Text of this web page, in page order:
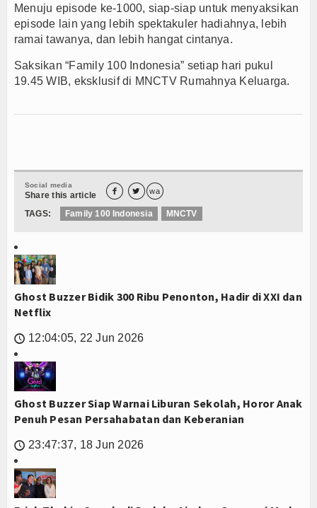
Menuju episode ke-1000, siap-siap untuk menyaksikan
episode lain yang lebih spektakuler hadiahnya, lebih
ramai tawanya, dan lebih hangat cintanya.
Saksikan “Family 100 Indonesia” setiap hari pukul
19.45 WIB, eksklusif di MNCTV Rumahnya Keluarga.
Social media
Share this article   wa
TAGS: Family 100 Indonesia MNCTV
Ghost Buzzer Bidik 300 Ribu Penonton, Hadir di XXI dan
Netflix
🕔 12:04:05, 22 Jun 2026
Ghost Buzzer Siap Warnai Liburan Sekolah, Horor Anak
Penuh Pesan Persahabatan dan Keberanian
🕔 23:47:37, 18 Jun 2026